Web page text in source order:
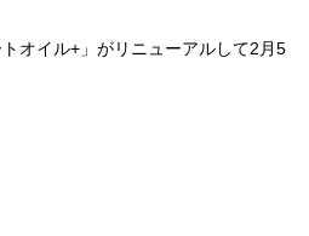
トオイル+」がリニューアルして2月5